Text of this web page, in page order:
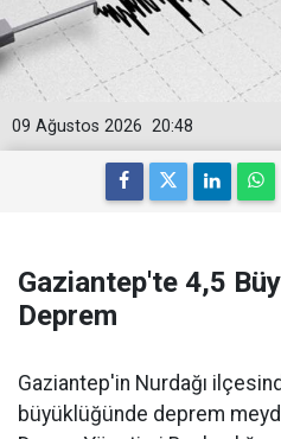
20:48
09 Ağustos 2026
Gaziantep'te 4,5
Deprem
Gaziantep'in Nurdağı
büyüklüğünde deprem